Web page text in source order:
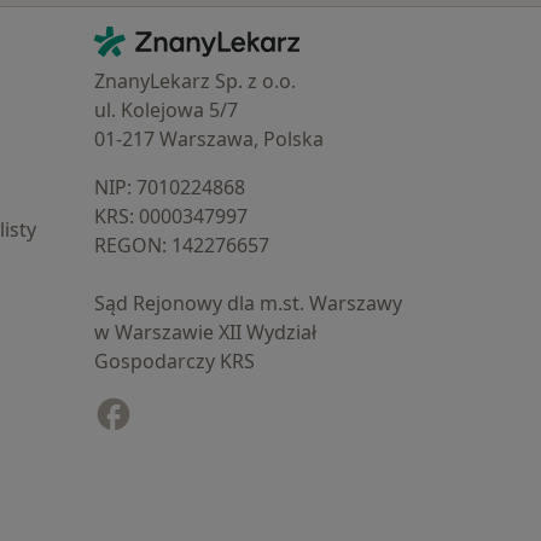
Kontakt
ZnanyLekarz - Strona główna
ZnanyLekarz Sp. z o.o.
ul. Kolejowa 5/7
01-217 Warszawa, Polska
NIP: ⁠7010224868
KRS: ⁠0000347997
REGON: ⁠142276657
Sąd Rejonowy dla m.st. Warszawy
w Warszawie XII Wydział
Gospodarczy KRS